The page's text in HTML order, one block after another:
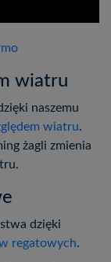
wiatru
naszemu
wiatru.
żagli zmienia
dzięki
regatowych.